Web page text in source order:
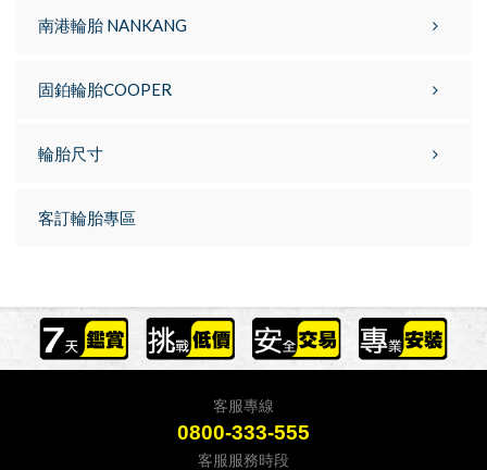
南港輪胎 NANKANG
固鉑輪胎COOPER
輪胎尺寸
客訂輪胎專區
客服專線
0800-333-555
客服服務時段